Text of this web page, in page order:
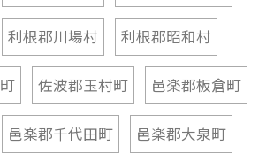
利根郡川場村 利根郡昭和村
佐波郡玉村町 邑楽郡板倉町
邑楽郡千代田町 邑楽郡大泉町